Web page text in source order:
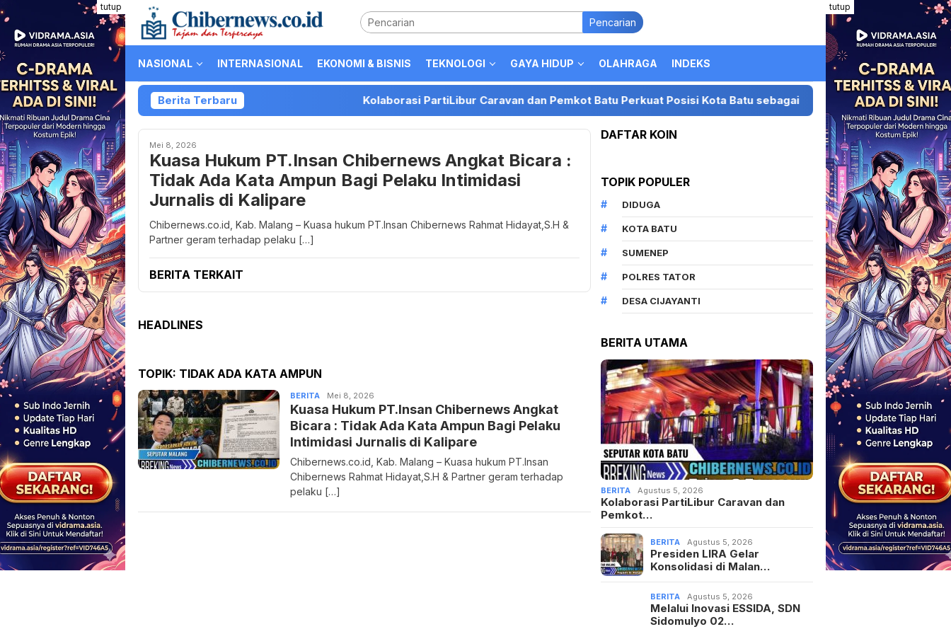
Loncat
ke
konten
tutup tutup
Pencarian
NASIONAL INTERNASIONAL EKONOMI & BISNIS TEKNOLOGI GAYA HIDUP OLAHRAGA INDEKS
Berita Terbaru Kolaborasi PartiLibur Caravan dan Pemkot Batu Perkuat Posisi Kota Batu sebagai Destinasi Festival Musik Nasional
Mei 8, 2026
Kuasa Hukum PT.Insan Chibernews Angkat Bicara :
Tidak Ada Kata Ampun Bagi Pelaku Intimidasi
Jurnalis di Kalipare
Chibernews.co.id, Kab. Malang – Kuasa hukum PT.Insan Chibernews Rahmat Hidayat,S.H &
Partner geram terhadap pelaku […]
BERITA TERKAIT
HEADLINES
TOPIK: TIDAK ADA KATA AMPUN
BERITA Admin
Mei 8, 2026
Kuasa Hukum PT.Insan Chibernews Angkat
Bicara : Tidak Ada Kata Ampun Bagi Pelaku
Intimidasi Jurnalis di Kalipare
Chibernews.co.id, Kab. Malang – Kuasa hukum PT.Insan
Chibernews Rahmat Hidayat,S.H & Partner geram terhadap
pelaku […]
DAFTAR KOIN
TOPIK POPULER
DIDUGA
KOTA BATU
SUMENEP
POLRES TATOR
DESA CIJAYANTI
BERITA UTAMA
BERITA Agustus 5, 2026
Kolaborasi PartiLibur Caravan dan
Pemkot…
BERITA Agustus 5, 2026
Presiden LIRA Gelar
Konsolidasi di Malan…
BERITA Agustus 5, 2026
Melalui Inovasi ESSIDA, SDN
Sidomulyo 02…